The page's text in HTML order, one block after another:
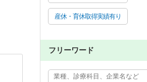
産休・育休取得実績有り
フリーワード